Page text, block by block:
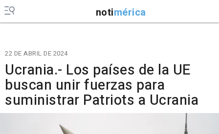
notimérica
22 DE ABRIL DE 2024
Ucrania.- Los países de la UE
buscan unir fuerzas para
suministrar Patriots a Ucrania